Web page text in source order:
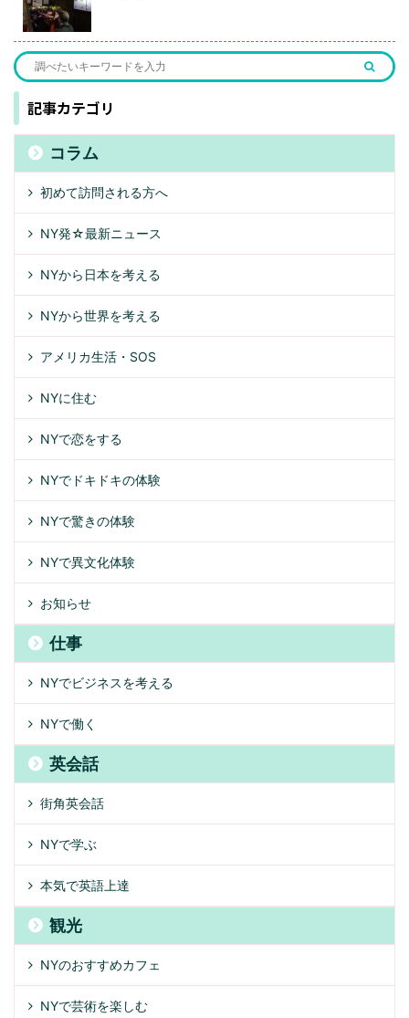
記事カテゴリ
コラム
初めて訪問される方へ
NY発☆最新ニュース
NYから日本を考える
NYから世界を考える
アメリカ生活・SOS
NYに住む
NYで恋をする
NYでドキドキの体験
NYで驚きの体験
NYで異文化体験
お知らせ
仕事
NYでビジネスを考える
NYで働く
英会話
街角英会話
NYで学ぶ
本気で英語上達
観光
NYのおすすめカフェ
NYで芸術を楽しむ